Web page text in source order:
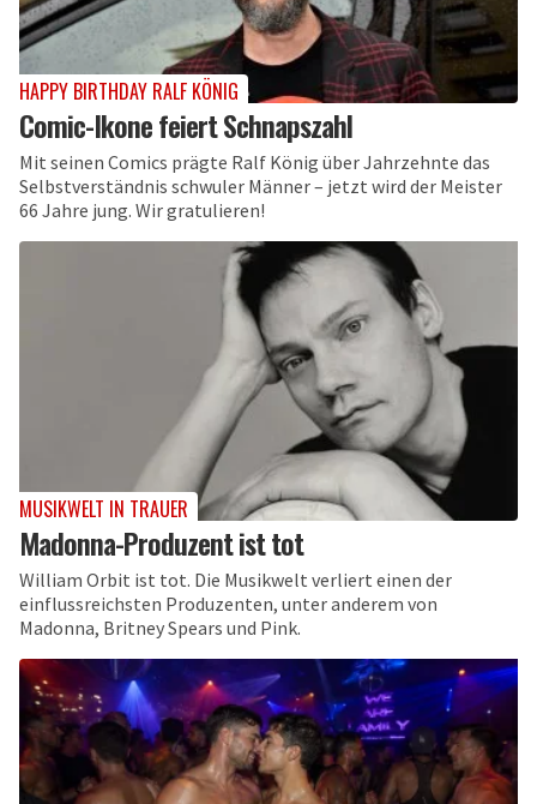
HAPPY BIRTHDAY RALF KÖNIG
Comic-Ikone feiert Schnapszahl
Mit seinen Comics prägte Ralf König über Jahrzehnte das
Selbstverständnis schwuler Männer – jetzt wird der Meister
66 Jahre jung. Wir gratulieren!
MUSIKWELT IN TRAUER
Madonna-Produzent ist tot
William Orbit ist tot. Die Musikwelt verliert einen der
einflussreichsten Produzenten, unter anderem von
Madonna, Britney Spears und Pink.